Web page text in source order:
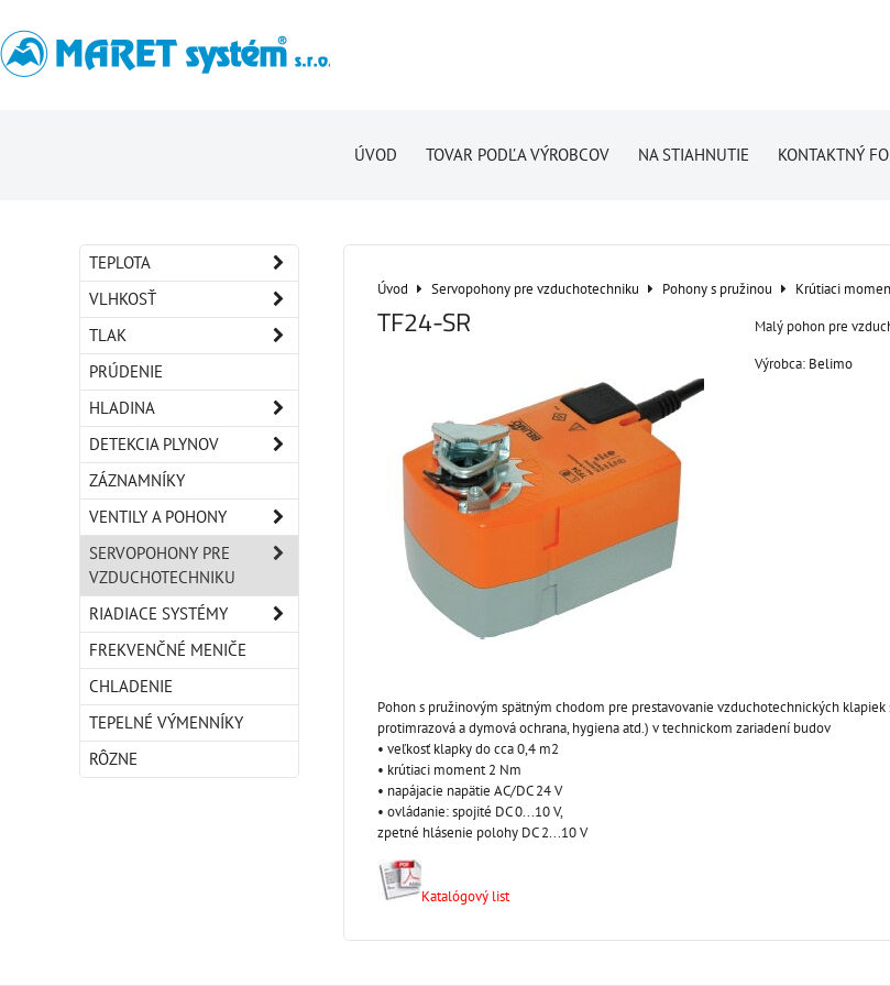
ÚVOD TOVAR PODĽA VÝROBCOV NA STIAHNUTIE KONTAKTNÝ
Úvod Servopohony pre vzduchotechniku Pohony s pružinou Krútiaci
TF24-SR
Malý pohon pre
Výrobca: Belimo
Pohon s pružinovým spätným chodom pre prestavovanie vzduchotechnických klapiek
protimrazová a dymová ochrana, hygiena atd.) v technickom zariadení budov
• veľkosť klapky do cca 0,4 m2
• krútiaci moment 2 Nm
• napájacie napätie AC/DC 24 V
• ovládanie: spojité DC 0...10 V,
zpetné hlásenie polohy DC 2...10 V
Katalógový list
TEPLOTA
VLHKOSŤ
TLAK
PRÚDENIE
HLADINA
DETEKCIA PLYNOV
ZÁZNAMNÍKY
VENTILY A POHONY
SERVOPOHONY PRE
VZDUCHOTECHNIKU
RIADIACE SYSTÉMY
FREKVENČNÉ MENIČE
CHLADENIE
TEPELNÉ VÝMENNÍKY
RÔZNE